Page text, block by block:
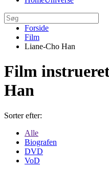
Forside
Film
Liane-Cho Han
Film
Han
Sorter efter:
Alle
Biografen
DVD
VoD